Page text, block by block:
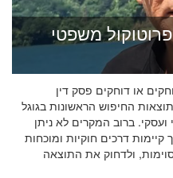
משפטי
(2026): איך מוחקים או דוחקים פסק דין
החיפוש הראשונות בגוגל
ועסקי. ברוב המקרים לא ניתן
דרכים חוקיות ומוכחות
ולדחוק את התוצאה